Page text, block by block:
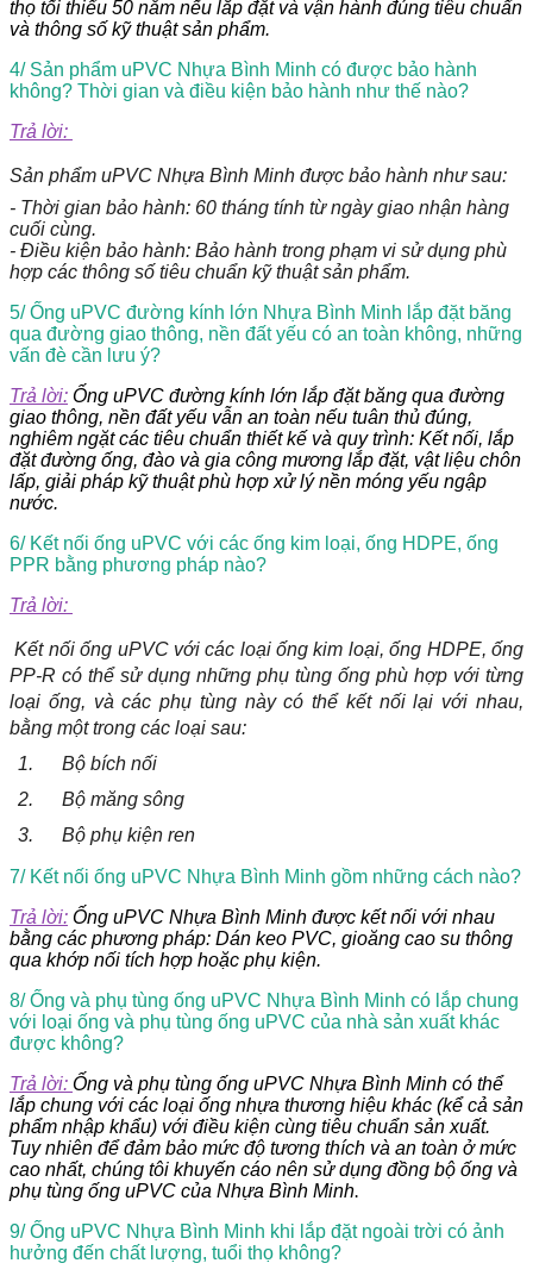
thọ tối thiểu 50 năm nếu lắp đặt và vận hành đúng tiêu chuẩn
và thông số kỹ thuật sản phẩm.
4/ Sản phẩm uPVC Nhựa Bình Minh có được bảo hành
không? Thời gian và điều kiện bảo hành như thế nào?
Trả lời:
Sản phẩm uPVC Nhựa Bình Minh được bảo hành như sau:
- Thời gian bảo hành: 60 tháng tính từ ngày giao nhận hàng
cuối cùng.
- Điều kiện bảo hành: Bảo hành trong phạm vi sử dụng phù
hợp các thông số tiêu chuẩn kỹ thuật sản phẩm.
5/ Ống uPVC đường kính lớn Nhựa Bình Minh lắp đặt băng
qua đường giao thông, nền đất yếu có an toàn không, những
vấn đè cần lưu ý?
Trả lời: Ống uPVC đường kính lớn lắp đặt băng qua đường
giao thông, nền đất yếu vẫn an toàn nếu tuân thủ đúng,
nghiêm ngặt các tiêu chuẩn thiết kế và quy trình: Kết nối, lắp
đặt đường ống, đào và gia công mương lắp đặt, vật liệu chôn
lấp, giải pháp kỹ thuật phù hợp xử lý nền móng yếu ngập
nước.
6/ Kết nối ống uPVC với các ống kim loại, ống HDPE, ống
PPR bằng phương pháp nào?
Trả lời:
Kết nối ống uPVC với các loại ống kim loại, ống HDPE, ống
PP-R có thể sử dụng những phụ tùng ống phù hợp với từng
loại ống, và các phụ tùng này có thể kết nối lại với nhau,
bằng một trong các loại sau:
1.
Bộ bích nối
2.
Bộ măng sông
3.
Bộ phụ kiện ren
7/ Kết nối ống uPVC Nhựa Bình Minh gồm những cách nào?
Trả lời: Ống uPVC Nhựa Bình Minh được kết nối với nhau
bằng các phương pháp: Dán keo PVC, gioăng cao su thông
qua khớp nối tích hợp hoặc phụ kiện.
8/ Ống và phụ tùng ống uPVC Nhựa Bình Minh có lắp chung
với loại ống và phụ tùng ống uPVC của nhà sản xuất khác
được không?
Trả lời: Ống và phụ tùng ống uPVC Nhựa Bình Minh có thể
lắp chung với các loại ống nhựa thương hiệu khác (kể cả sản
phẩm nhập khẩu) với điều kiện cùng tiêu chuẩn sản xuất.
Tuy nhiên để đảm bảo mức độ tương thích và an toàn ở mức
cao nhất, chúng tôi khuyến cáo nên sử dụng đồng bộ ống và
phụ tùng ống uPVC của Nhựa Bình Minh.
9/ Ống uPVC Nhựa Bình Minh khi lắp đặt ngoài trời có ảnh
hưởng đến chất lượng, tuổi thọ không?